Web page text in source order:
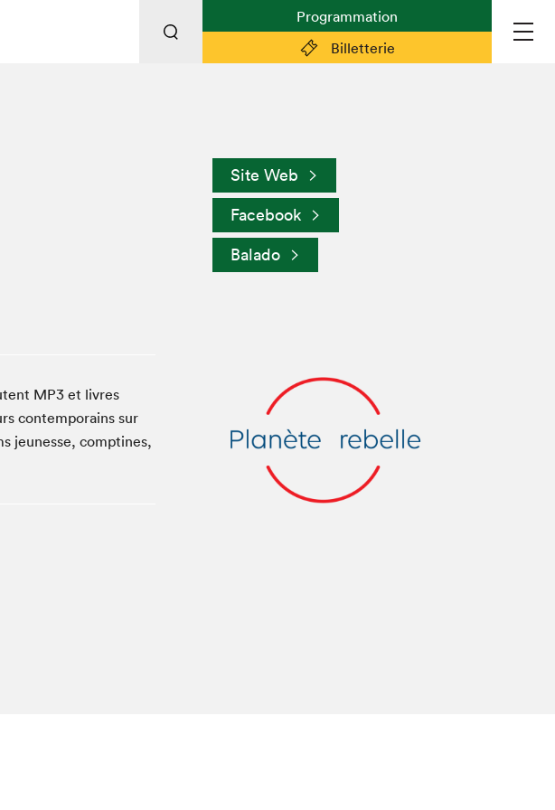
Billetterie
Programmation
Plan du Salon
Préparer sa visite
Partenaires
Espace médias
Espace exposant·e·s
Devenir bénévole
À propos du Salon
Liste des exposant·e·s
Liste des auteur·rice·s
MP3 et livres
contemporains sur
jeunesse, comptines,
Site Web
Facebook
Balado